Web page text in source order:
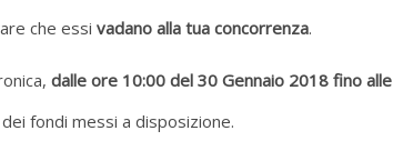
che essi vadano alla tua concorrenza.
dalle ore 10:00 del 30 Gennaio 2018 fino alle
fondi messi a disposizione.